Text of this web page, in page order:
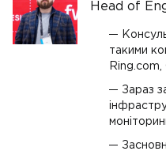
Head of
такими
Ring.com,
Зараз